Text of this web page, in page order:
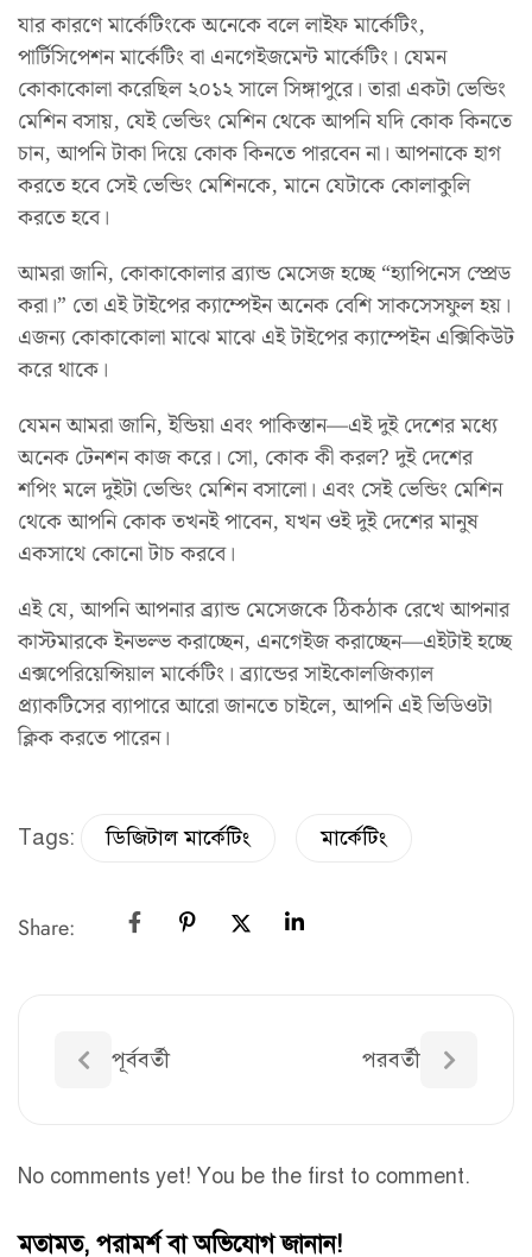
যার কারণে মার্কেটিংকে অনেকে বলে লাইফ মার্কেটিং,
পার্টিসিপেশন মার্কেটিং বা এনগেইজমেন্ট মার্কেটিং। যেমন
কোকাকোলা করেছিল ২০১২ সালে সিঙ্গাপুরে। তারা একটা ভেন্ডিং
মেশিন বসায়, যেই ভেন্ডিং মেশিন থেকে আপনি যদি কোক কিনতে
চান, আপনি টাকা দিয়ে কোক কিনতে পারবেন না। আপনাকে হাগ
করতে হবে সেই ভেন্ডিং মেশিনকে, মানে যেটাকে কোলাকুলি
করতে হবে।
আমরা জানি, কোকাকোলার ব্র্যান্ড মেসেজ হচ্ছে “হ্যাপিনেস স্প্রেড
করা।” তো এই টাইপের ক্যাম্পেইন অনেক বেশি সাকসেসফুল হয়।
এজন্য কোকাকোলা মাঝে মাঝে এই টাইপের ক্যাম্পেইন এক্সিকিউট
করে থাকে।
যেমন আমরা জানি, ইন্ডিয়া এবং পাকিস্তান—এই দুই দেশের মধ্যে
অনেক টেনশন কাজ করে। সো, কোক কী করল? দুই দেশের
শপিং মলে দুইটা ভেন্ডিং মেশিন বসালো। এবং সেই ভেন্ডিং মেশিন
থেকে আপনি কোক তখনই পাবেন, যখন ওই দুই দেশের মানুষ
একসাথে কোনো টাচ করবে।
এই যে, আপনি আপনার ব্র্যান্ড মেসেজকে ঠিকঠাক রেখে আপনার
কাস্টমারকে ইনভল্ভ করাচ্ছেন, এনগেইজ করাচ্ছেন—এইটাই হচ্ছে
এক্সপেরিয়েন্সিয়াল মার্কেটিং। ব্র্যান্ডের সাইকোলজিক্যাল
প্র্যাকটিসের ব্যাপারে আরো জানতে চাইলে, আপনি এই ভিডিওটা
ক্লিক করতে পারেন।
Tags: ডিজিটাল মার্কেটিং মার্কেটিং
Share:
পূর্ববর্তী পরবর্তী
No comments yet! You be the first to comment.
মতামত, পরামর্শ বা অভিযোগ জানান!